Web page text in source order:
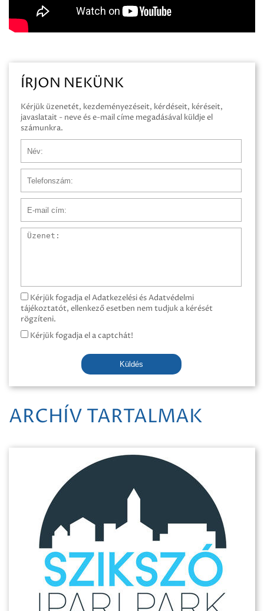
ÍRJON NEKÜNK
Kérjük üzenetét, kezdeményezéseit, kérdéseit, kéréseit,
javaslatait - neve és e-mail címe megadásával küldje el
számunkra.
Üzenet
Kérjük fogadja el Adatkezelési és Adatvédelmi
tájékoztatót, ellenkező esetben nem tudjuk a kérését
rögzíteni.
Kérjük fogadja el a captchát!
Küldés
ARCHÍV TARTALMAK